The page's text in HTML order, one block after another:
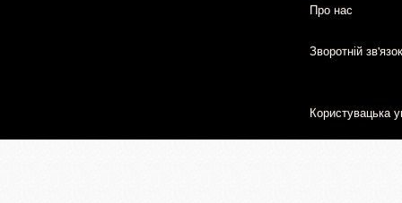
Про нас
Зворотній зв'язок
Користувацька